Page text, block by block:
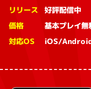
リリース 好評配信中
価格 基本プレイ無
対応OS iOS/